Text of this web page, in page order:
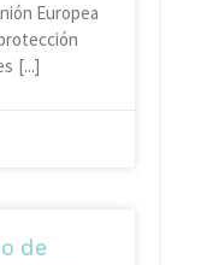
Europea
de